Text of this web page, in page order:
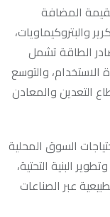
المضافة
والبتروكيماويات،
الطاقة تشمل
والتوسع
التعدين والمعادن
السوق المحلية
البنية التحتية،
عبر الصناعات